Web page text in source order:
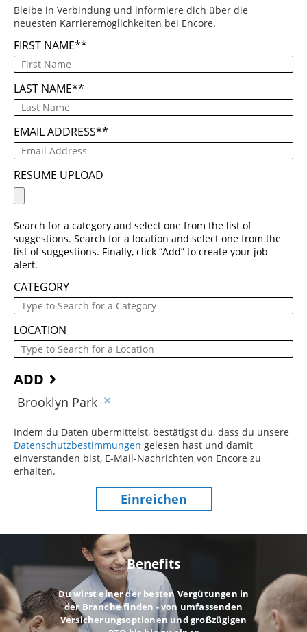
Bleibe in Verbindung und informiere dich über die
neuesten Karrieremöglichkeiten bei Encore.
FIRST NAME*
LAST NAME*
EMAIL ADDRESS*
RESUME UPLOAD
Search for a category and select one from the list of
suggestions. Search for a location and select one from the
list of suggestions. Finally, click “Add” to create your job
alert.
CATEGORY
LOCATION
ADD
Brooklyn Park
Indem du Daten übermittelst, bestätigst du, dass du unsere
Datenschutzbestimmungen (dieser Inhalt öffnet sich in einem
gelesen hast und damit
einverstanden bist, E-Mail-Nachrichten von Encore zu
erhalten.
Einreichen
Benefits
Du wirst einer der besten Vergütungen in
der Branche finden - von umfassenden
Versicherungsoptionen und großzügigen